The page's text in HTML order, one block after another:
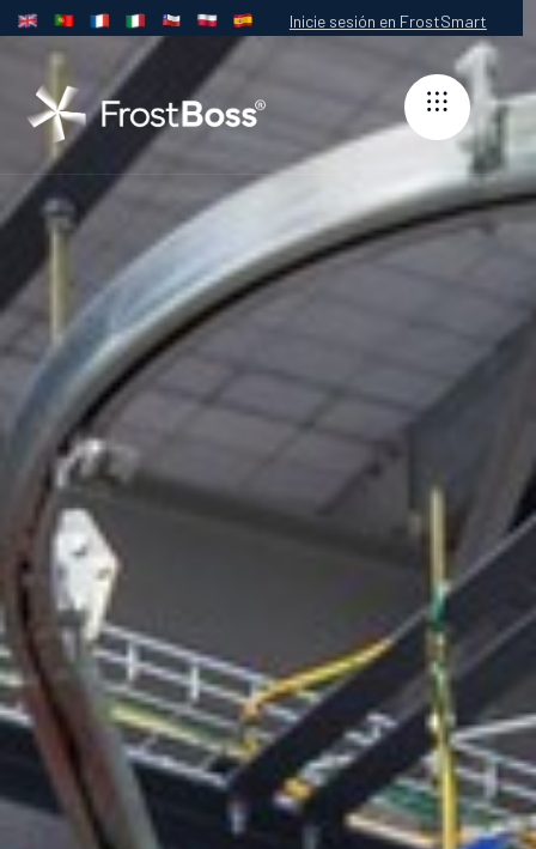
Inicie sesión en FrostSmart